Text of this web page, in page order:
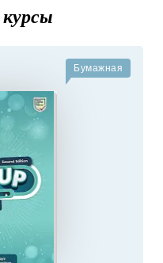
Бумажная